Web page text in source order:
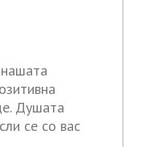
Душата
се со вас